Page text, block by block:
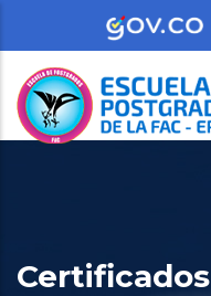
main
content
Certificados